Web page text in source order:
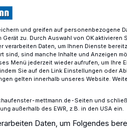
nun
und greifen auf personenbezogene
Gerät zu. Durch Auswahl von OK
verarbeiten Daten, um Ihnen Dienste
sind, sind manche Inhalte und Anzeigen
Menü jederzeit wieder aufrufen, um Ihre
Sie auf den Link Einstellungen oder
gelten innerhalb unseres Website.
mettmann.de-Seiten und
außerhalb des EWR, z.B. in den USA ein.
Daten, um Folgendes